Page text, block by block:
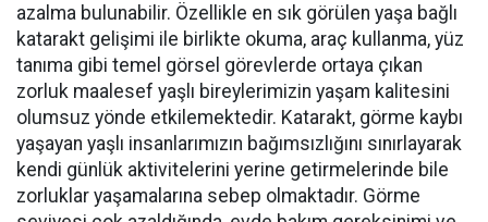
azalma bulunabilir. Özellikle en sık görülen yaşa bağlı
katarakt gelişimi ile birlikte okuma, araç kullanma, yüz
tanıma gibi temel görsel görevlerde ortaya çıkan
zorluk maalesef yaşlı bireylerimizin yaşam kalitesini
olumsuz yönde etkilemektedir. Katarakt, görme kaybı
yaşayan yaşlı insanlarımızın bağımsızlığını sınırlayarak
kendi günlük aktivitelerini yerine getirmelerinde bile
zorluklar yaşamalarına sebep olmaktadır. Görme